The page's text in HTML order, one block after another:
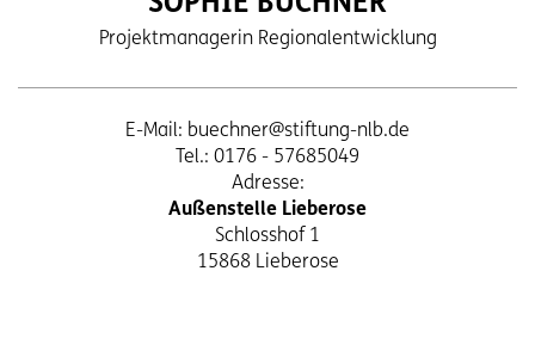
Projektmanagerin Regionalentwicklung
E-Mail: buechner@stiftung-nlb.de
Tel.: 0176 - 57685049
Adresse:
Außenstelle Lieberose
Schlosshof 1
15868 Lieberose